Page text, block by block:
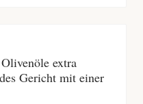
extra
Gericht mit einer